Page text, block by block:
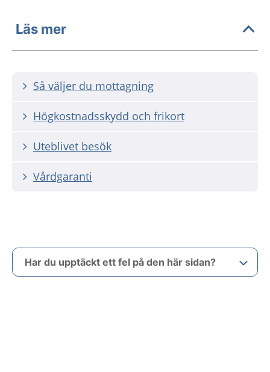
Läs mer
Så väljer du mottagning
Högkostnadsskydd och frikort
Uteblivet besök
Vårdgaranti
Har du upptäckt ett fel på den här sidan?